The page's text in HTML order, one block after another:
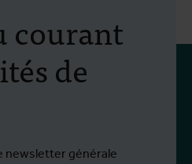
courant
de
newsletter générale